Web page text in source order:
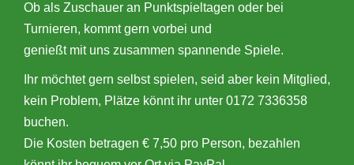
Ob als Zuschauer an Punktspieltagen oder bei
Turnieren, kommt gern vorbei und
genießt mit uns zusammen spannende Spiele.
Ihr möchtet gern selbst spielen, seid aber kein Mitglied,
kein Problem, Plätze könnt ihr unter 0172 7336358
buchen.
Die Kosten betragen € 7,50 pro Person, bezahlen